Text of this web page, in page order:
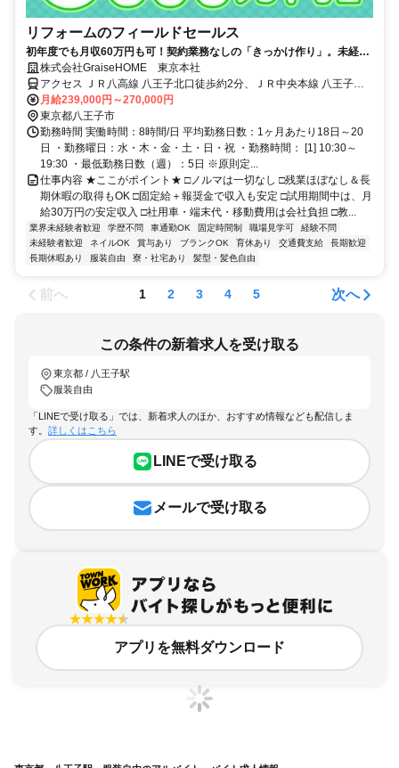
リフォームのフィールドセールス
初年度でも月収60万円も可！契約業務なしの「きっかけ作り」。未経験
でも安心の高収入◎試用期間中は月給30万円！
株式会社GraiseHOME 東京本社
アクセス ＪＲ八高線 八王子北口徒歩約2分、ＪＲ中央本線 八王子北
口徒歩約2分、ＪＲ横浜線/ＪＲ根岸線 八王子北口徒歩約2分 八王子駅
より徒歩2分
月給239,000円～270,000円
東京都八王子市
勤務時間 実働時間：8時間/日 平均勤務日数：1ヶ月あたり18日～20
日 ・勤務曜日：水・木・金・土・日・祝 ・勤務時間： [1] 10:30～
19:30 ・最低勤務日数（週）：5日 ※原則定...
仕事内容 ★ここがポイント★ □ノルマは一切なし □残業ほぼなし＆長
期休暇の取得もOK □固定給＋報奨金で収入も安定 □試用期間中は、月
給30万円の安定収入 □社用車・端末代・移動費用は会社負担 □教...
業界未経験者歓迎 学歴不問 車通勤OK 固定時間制 職場見学可
経験不問
未経験者歓迎
ネイルOK 賞与あり ブランクOK 育休あり 交通費支給
長期歓迎
長期休暇あり
服装自由 寮・社宅あり 髪型・髪色自由
前へ 1 2 3 4 5 次へ
この条件の新着求人を受け取る
東京都 / 八王子駅
服装自由
「LINEで受け取る」では、新着求人のほか、おすすめ情報なども配信しま
す。 詳しくはこちら
LINEで受け取る
メールで受け取る
アプリを無料ダウンロード